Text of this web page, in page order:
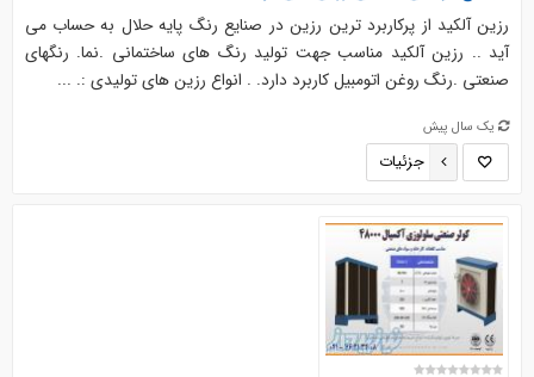
رزین آلکید از پرکاربرد ترین رزین در صنایع رنگ پایه حلال به حساب می
آید .. رزین آلکید مناسب جهت تولید رنگ های ساختمانی .نما. رنگهای
صنعتی .رنگ روغن اتومبیل کاربرد دارد. . انواع رزین های تولیدی :. ...
یک سال پیش
جزئیات